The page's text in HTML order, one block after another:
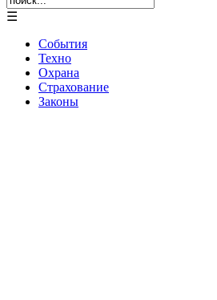
☰
События
Техно
Охрана
Страхование
Законы